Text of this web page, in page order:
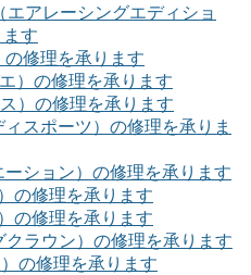
エアレーシングエディショ
す
の修理を承ります
）の修理を承ります
）の修理を承ります
ィスポーツ）の修理を承りま
ーション）の修理を承ります
の修理を承ります
の修理を承ります
クラウン）の修理を承ります
の修理を承ります